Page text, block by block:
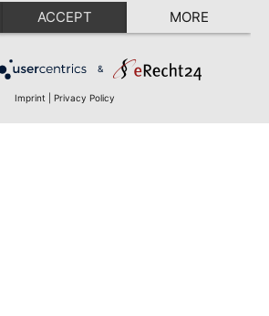
ACCEPT MORE
&
Imprint Privacy Policy